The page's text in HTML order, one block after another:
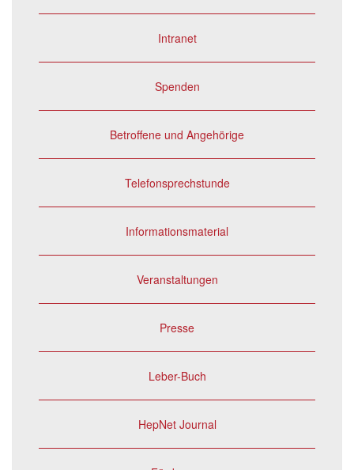
Intranet
Spenden
Betroffene und Angehörige
Telefonsprechstunde
Informationsmaterial
Veranstaltungen
Presse
Leber-Buch
HepNet Journal